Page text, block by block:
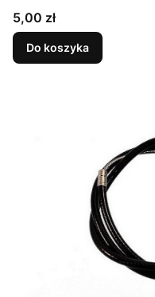
Cena
5,00 zł
Do koszyka